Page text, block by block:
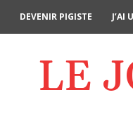
DEVENIR PIGISTE J’AI
LE